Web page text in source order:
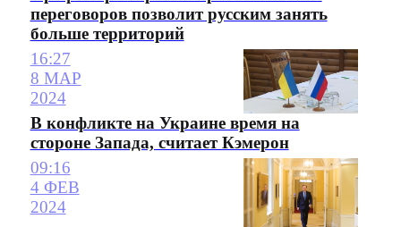
переговоров позволит русским занять
больше территорий
16:27
8 МАР
2024
В конфликте на Украине время на
стороне Запада, считает Кэмерон
09:16
4 ФЕВ
2024